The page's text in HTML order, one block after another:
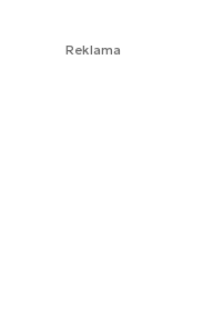
Reklama